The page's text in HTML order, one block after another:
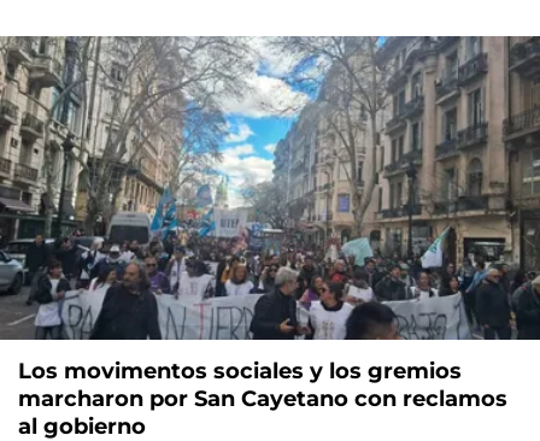
Los movimentos sociales y los gremios
marcharon por San Cayetano con reclamos
al gobierno